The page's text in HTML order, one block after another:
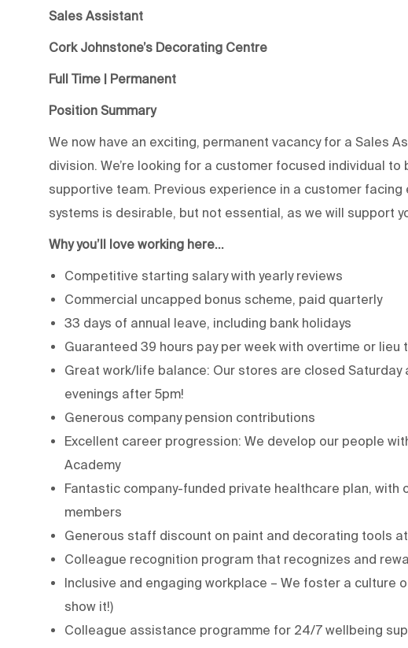
Sales Assistant
Cork Johnstone’s Decorating Centre
Full Time | Permanent
Position Summary
We now have an exciting, permanent vacancy for a Sales
division. We’re looking for a customer focused individual
supportive team. Previous experience in a customer
systems is desirable, but not essential, as we will support
Why you’ll love working here…
Competitive starting salary with yearly reviews
Commercial uncapped bonus scheme, paid quarterly
33 days of annual leave, including bank holidays
Guaranteed 39 hours pay per week with overtime or lieu
Great work/life balance: Our stores are closed Saturday
evenings after 5pm!
Generous company pension contributions
Excellent career progression: We develop our people
Academy
Fantastic company-funded private healthcare plan,
members
Generous staff discount on paint and decorating tools
Colleague recognition program that recognizes and
Inclusive and engaging workplace – We foster a culture
show it!)
Colleague assistance programme for 24/7 wellbeing